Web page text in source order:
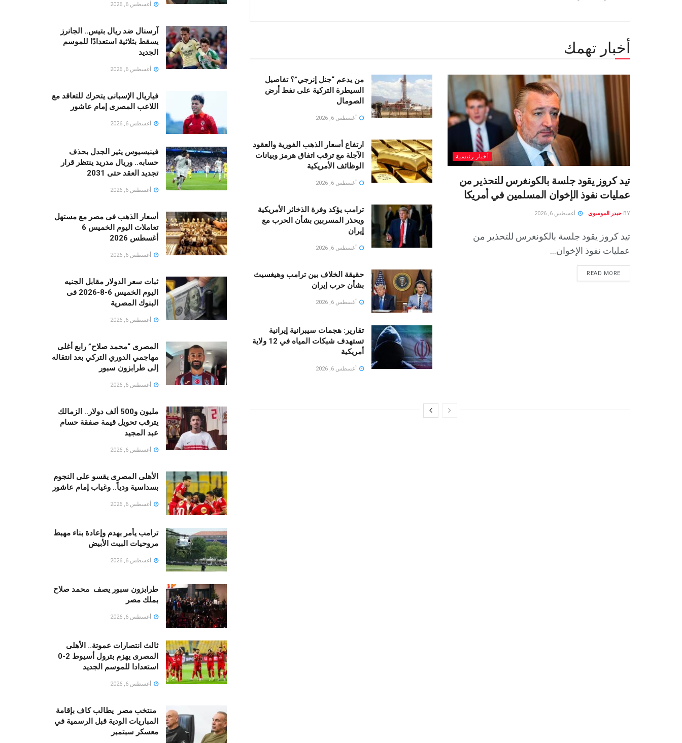
أخبار تهمك
أخبار رئيسية
تيد كروز يقود جلسة بالكونغرس للتحذير من
عمليات نفوذ الإخوان المسلمين في أمريكا
BY حيدر الموسوى أغسطس 6, 2026
تيد كروز يقود جلسة بالكونغرس للتحذير من
عمليات نفوذ الإخوان...
READ MORE
من يدعم “جنل إنرجي”؟ تفاصيل
السيطرة التركية على نفط أرض
الصومال
أغسطس 6, 2026
ارتفاع أسعار الذهب الفورية والعقود
الآجلة مع ترقب اتفاق هرمز وبيانات
الوظائف الأمريكية
أغسطس 6, 2026
ترامب يؤكد وفرة الذخائر الأمريكية
ويحذر المسربين بشأن الحرب مع
إيران
أغسطس 6, 2026
حقيقة الخلاف بين ترامب وهيغسيث
بشأن حرب إيران
أغسطس 6, 2026
تقارير: هجمات سيبرانية إيرانية
تستهدف شبكات المياه في 12 ولاية
أمريكية
أغسطس 6, 2026
أغسطس 6, 2026
آرسنال ضد ريال بتيس.. الجانرز
يسقط بثلاثية استعدادًا للموسم
الجديد
أغسطس 6, 2026
فياريال الإسبانى يتحرك للتعاقد مع
اللاعب المصرى إمام عاشور
أغسطس 6, 2026
فينيسيوس يثير الجدل بحذف
حسابه.. وريال مدريد ينتظر قرار
تجديد العقد حتى 2031
أغسطس 6, 2026
أسعار الذهب فى مصر مع مستهل
تعاملات اليوم الخميس 6
أغسطس 2026
أغسطس 6, 2026
ثبات سعر الدولار مقابل الجنيه
اليوم الخميس 6-8-2026 فى
البنوك المصرية
أغسطس 6, 2026
المصرى “محمد صلاح” رابع أغلى
مهاجمي الدوري التركي بعد انتقاله
إلى طرابزون سبور
أغسطس 6, 2026
مليون و500 ألف دولار.. الزمالك
يترقب تحويل قيمة صفقة حسام
عبد المجيد
أغسطس 6, 2026
الأهلى المصرى يقسو على النجوم
بسداسية ودياً.. وغياب إمام عاشور
أغسطس 6, 2026
ترامب يأمر بهدم وإعادة بناء مهبط
مروحيات البيت الأبيض
أغسطس 6, 2026
طرابزون سبور يصف محمد صلاح
بملك مصر
أغسطس 6, 2026
ثالث انتصارات عموتة.. الأهلى
المصرى يهزم بترول أسيوط 2-0
استعدادا للموسم الجديد
أغسطس 6, 2026
منتخب مصر يطالب كاف بإقامة
المباريات الودية قبل الرسمية في
معسكر سبتمبر